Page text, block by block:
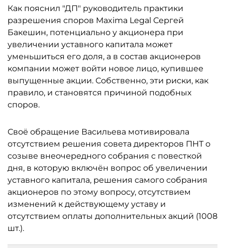
Как пояснил "ДП" руководитель практики
разрешения споров Maxima Legal Сергей
Бакешин, потенциально у акционера при
увеличении уставного капитала может
уменьшиться его доля, а в состав акционеров
компании может войти новое лицо, купившее
выпущенные акции. Собственно, эти риски, как
правило, и становятся причиной подобных
споров.
Своё обращение Васильева мотивировала
отсутствием решения совета директоров ПНТ о
созыве внеочередного собрания с повесткой
дня, в которую включён вопрос об увеличении
уставного капитала, решения самого собрания
акционеров по этому вопросу, отсутствием
изменений к действующему уставу и
отсутствием оплаты дополнительных акций (1008
шт.).